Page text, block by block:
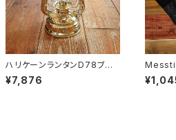
ハリケーンランタンD78ブラ
ス
¥7,876